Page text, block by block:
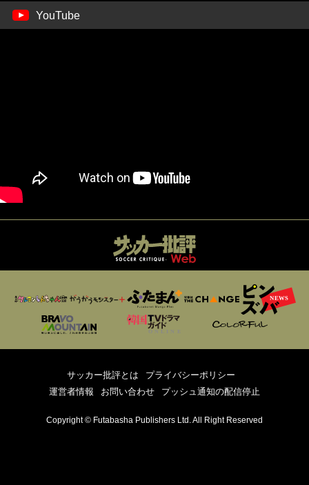
YouTube
サッカー批評とは
プライバシーポリシー
運営者情報
お問い合わせ プッシュ通知の配信停止
Copyright © Futabasha Publishers Ltd. All Right Reserved